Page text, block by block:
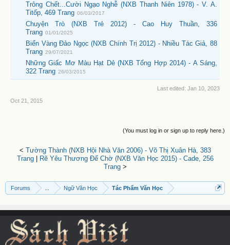
Trông Chết...Cười Ngạo Nghễ (NXB Thanh Niên 1978) - V. A.
Titốp, 469 Trang 06/03/2017
Chuyện Trò (NXB Trẻ 2012) - Cao Huy Thuần, 336
Trang 01/01/2025
Biển Vàng Đảo Ngọc (NXB Chính Trị 2012) - Nhiều Tác Giả, 88
Trang 29/07/2021
Những Giấc Mơ Màu Hạt Dẻ (NXB Tổng Hợp 2014) - A Sáng,
322 Trang 26/03/2015
Last edited: Jan 10, 2023
Oct 21, 2015
(You must log in or sign up to reply here.)
< Tường Thành (NXB Hội Nhà Văn 2006) - Võ Thị Xuân Hà, 383
Trang|
Rẽ Yêu Thương Để Chờ (NXB Văn Học 2015) - Cade, 256
Trang>
Forums Ngữ Văn Học Tác Phẩm Văn Học